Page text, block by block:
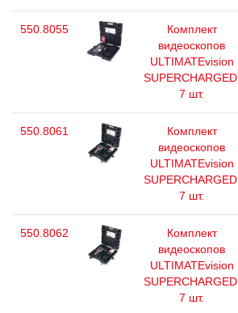
550.8055
Комплект
видеоскопов
ULTIMATEvision
SUPERCHARGED,
7 шт.
550.8061
Комплект
видеоскопов
ULTIMATEvision
SUPERCHARGED,
7 шт.
550.8062
Комплект
видеоскопов
ULTIMATEvision
SUPERCHARGED,
7 шт.